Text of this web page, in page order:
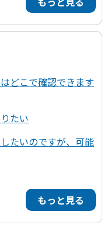
どこで確認できます
たい
たいのですが、可能
もっと見る